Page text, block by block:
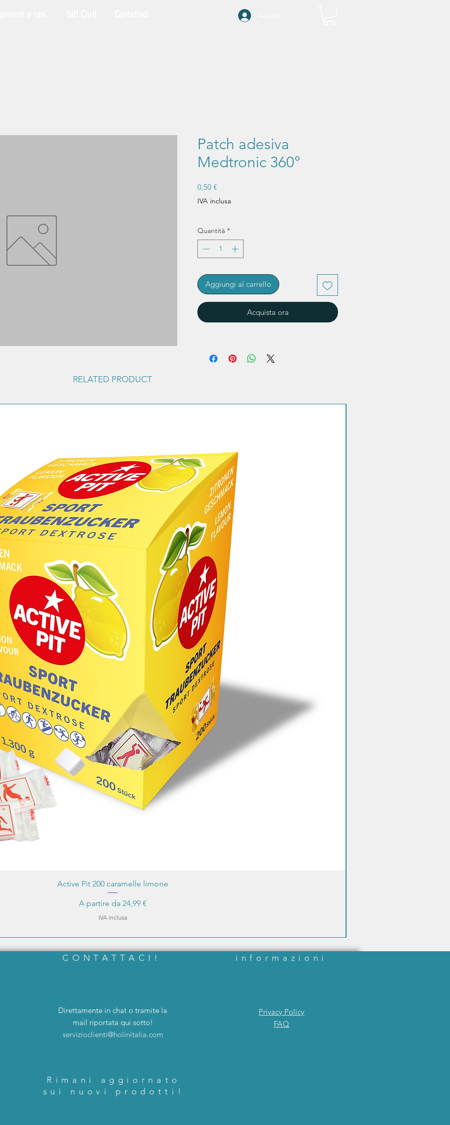
Patch adesiva
Medtronic 360°
0,50 €Prezzo
IVA inclusa
Quantità *
Aggiungi al carrello
Acquista ora
RELATED PRODUCT
Active Pit 200 caramelle limone
A partire da 24,99 €
Prezzo scontato
IVA inclusa
CONTATTACI! informazioni
Direttamente in chat o tramite la
mail riportata qui sotto!
servizioclienti@holinitalia.com
Privacy Policy
FAQ
Rimani aggiornato
sui nuovi prodotti!